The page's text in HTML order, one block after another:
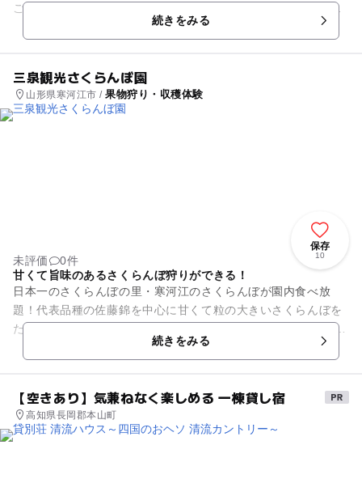
ごの魅力に触れることのできる施設がいっぱい。りんごの木で
続きをみる
三泉観光さくらんぼ園
山形県寒河江市 /果物狩り・収穫体験
保存
10
未評価
0件
甘くて旨味のあるさくらんぼ狩りができる！
日本一のさくらんぼの里・寒河江のさくらんぼが園内食べ放
題！代表品種の佐藤錦を中心に甘くて粒の大きいさくらんぼを
たっぷり食べていただけます！ 三泉は寒河江市で最初の観光さ
くらんぼ園でブランド産地...続きをみる
【空きあり】気兼ねなく楽しめる 一棟貸し宿
高知県長岡郡本山町